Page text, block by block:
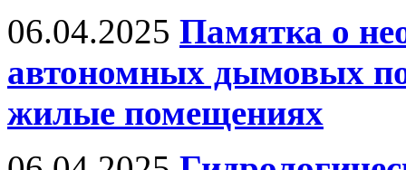
06.04.2025 Памятка о
автономных дымовых
жилые помещениях